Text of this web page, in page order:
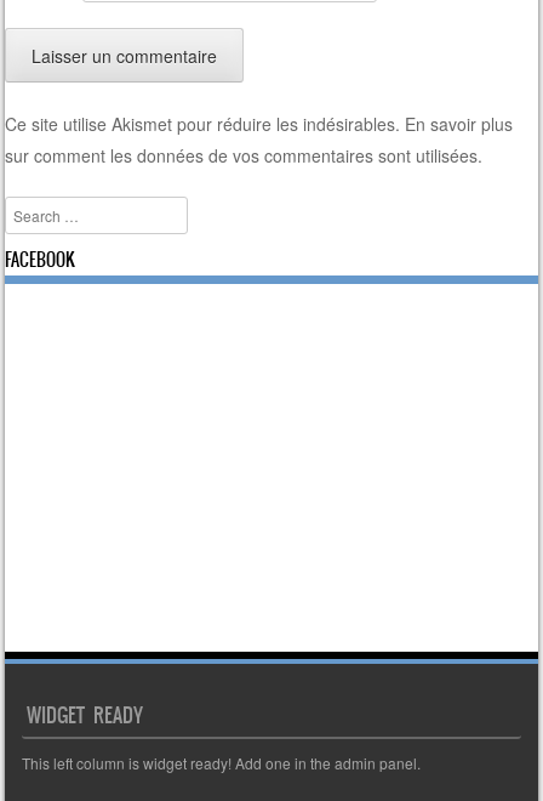
Ce site utilise Akismet pour réduire les indésirables. En savoir plus
sur comment les données de vos commentaires sont utilisées.
Search
FACEBOOK
WIDGET READY
This left column is widget ready! Add one in the admin panel.